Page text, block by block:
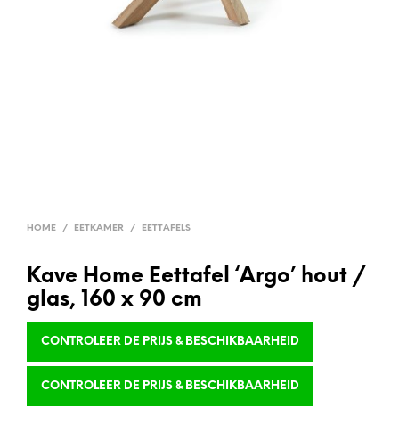
HOME / EETKAMER / EETTAFELS
Kave Home Eettafel ‘Argo’ hout /
glas, 160 x 90 cm
CONTROLEER DE PRIJS & BESCHIKBAARHEID
CONTROLEER DE PRIJS & BESCHIKBAARHEID